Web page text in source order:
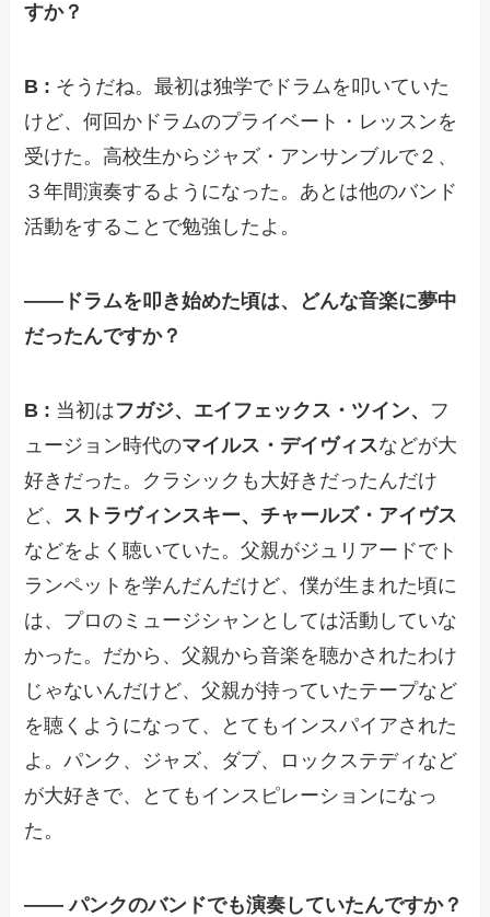
すか？
B : そうだね。最初は独学でドラムを叩いていた
けど、何回かドラムのプライベート・レッスンを
受けた。高校生からジャズ・アンサンブルで２、
３年間演奏するようになった。あとは他のバンド
活動をすることで勉強したよ。
——ドラムを叩き始めた頃は、どんな音楽に夢中
だったんですか？
B : 当初はフガジ、エイフェックス・ツイン、 フ
ュージョン時代のマイルス・デイヴィスなどが大
好きだった。クラシックも大好きだったんだけ
ど、 ストラヴィンスキー、チャールズ・アイヴス
などをよく聴いていた。父親がジュリアードでト
ランペットを学んだんだけど、僕が生まれた頃に
は、プロのミュージシャンとしては活動していな
かった。だから、父親から音楽を聴かされたわけ
じゃないんだけど、父親が持っていたテープなど
を聴くようになって、とてもインスパイアされた
よ。パンク、ジャズ、ダブ、ロックステディなど
が大好きで、とてもインスピレーションになっ
た。
—— パンクのバンドでも演奏していたんですか？